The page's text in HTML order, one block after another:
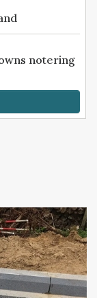
notering